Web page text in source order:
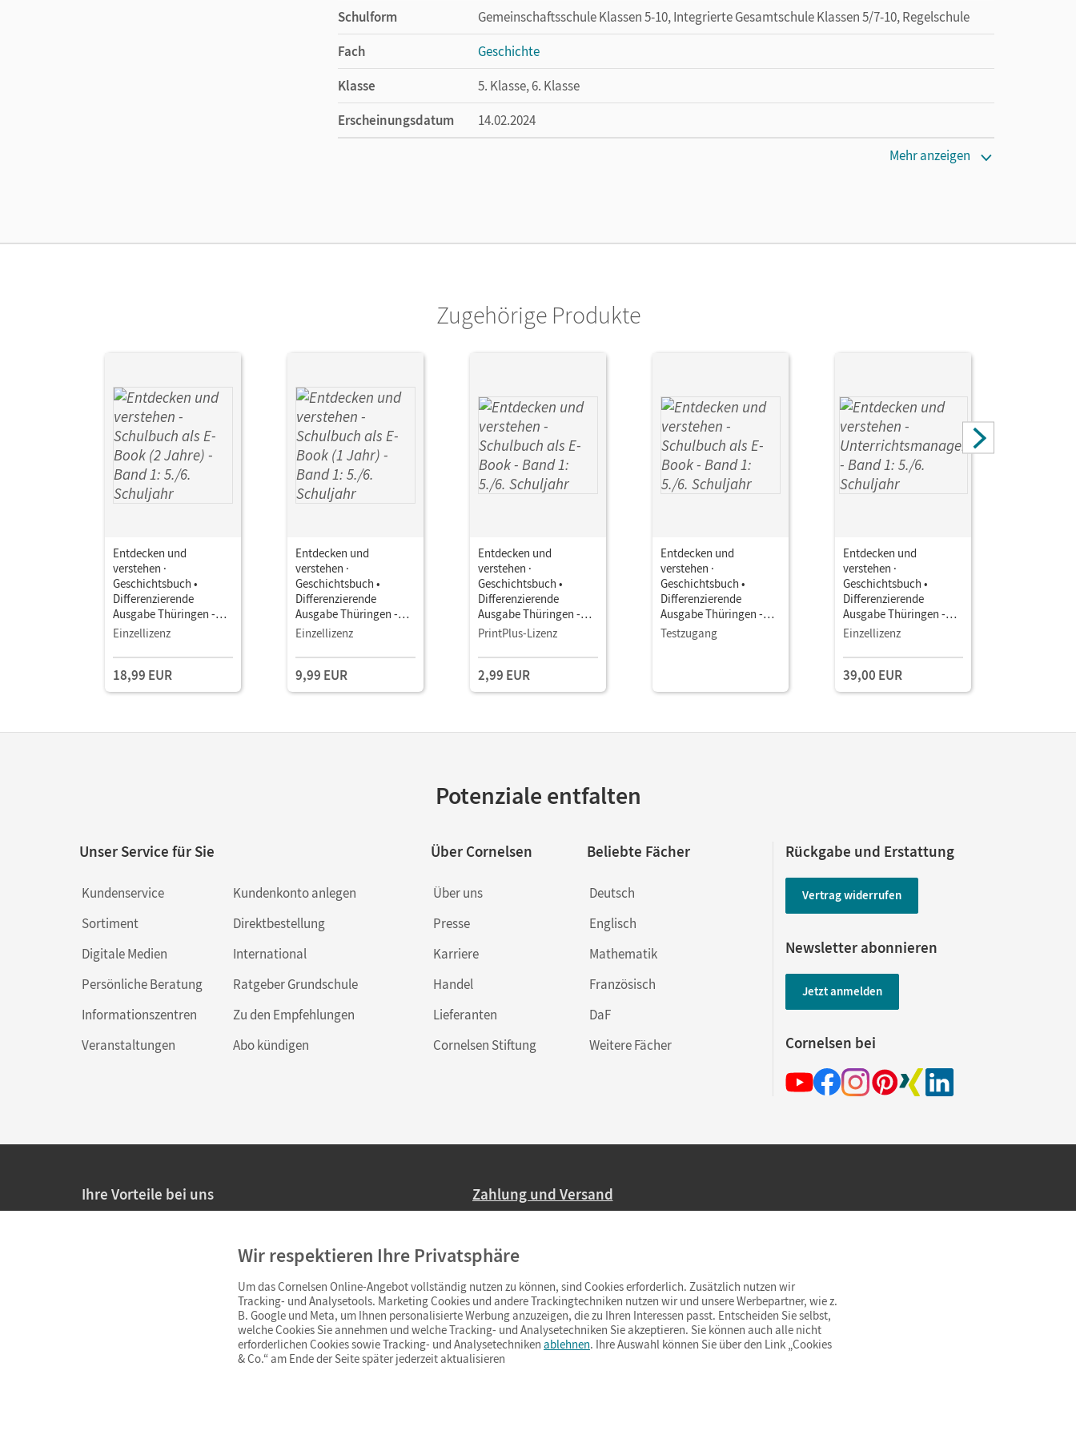
Schulform
Gemeinschaftsschule Klassen 5-10, Integrierte Gesamtschule Klassen 5/7-10, Regelschule
Fach
Geschichte
Klasse
5. Klasse, 6. Klasse
Erscheinungsdatum
14.02.2024
Mehr anzeigen
Zugehörige Produkte
Entdecken und
verstehen ·
Geschichtsbuch •
Differenzierende
Ausgabe Thüringen -
Ausgabe ab 2024 · Band
Schulbuch als E-Book (2
Jahre) Mit Medien
Einzellizenz
18,99 EUR
Entdecken und
verstehen ·
Geschichtsbuch •
Differenzierende
Ausgabe Thüringen -
Ausgabe ab 2024 · Band
Schulbuch als E-Book (1
Jahr) Mit Medien
Einzellizenz
9,99 EUR
Entdecken und
verstehen ·
Geschichtsbuch •
Differenzierende
Ausgabe Thüringen -
Ausgabe ab 2024 · Band
Schulbuch als E-Book
Mit Medien
PrintPlus-Lizenz
2,99 EUR
Entdecken und
verstehen ·
Geschichtsbuch •
Differenzierende
Ausgabe Thüringen -
Ausgabe ab 2024 · Band
1: 5./6. Schuljahr •
Testzugang
Entdecken und
verstehen ·
Geschichtsbuch •
Differenzierende
Ausgabe Thüringen -
Ausgabe ab 2024 · Band
Unterrichtsmanager E-
Book mit
Lehrkräftematerialien
Einzellizenz
39,00 EUR
Potenziale entfalten
Unser Service für Sie
Kundenservice
Sortiment
Digitale Medien
Persönliche Beratung
Informationszentren
Veranstaltungen
Kundenkonto anlegen
Direktbestellung
International
Ratgeber Grundschule
Zu den Empfehlungen
Abo kündigen
Über Cornelsen
Über uns
Presse
Karriere
Handel
Lieferanten
Cornelsen Stiftung
Beliebte Fächer
Deutsch
Englisch
Mathematik
Französisch
DaF
Weitere Fächer
Rückgabe und Erstattung
Vertrag widerrufen
Newsletter abonnieren
Jetzt anmelden
Cornelsen bei
Ihre Vorteile bei uns
Persönliche Angebote für Lehrkräfte
Sicheres Einkaufen mit SSL-Verschlüsselung
Widerrufsfristvon 4 Wochen
Schnelle und einfache Retourenabwicklung
Zahlung und Versand
Ab 59,– EUR Bestellwert liefern wir versandkostenfrei innerhalb Deutschlands
(Lieferung in 3–6 Tagen).
Wir respektieren Ihre Privatsphäre
Um das Cornelsen Online-Angebot vollständig nutzen zu können, sind Cookies erforderlich. Zusätzlich nutzen wir
Tracking- und Analysetools. Marketing Cookies und andere Trackingtechniken nutzen wir und unsere Werbepartner, wie z.
B. Google und Meta, um Ihnen personalisierte Werbung anzuzeigen, die zu Ihren Interessen passt. Entscheiden Sie selbst,
welche Cookies Sie annehmen und welche Tracking- und Analysetechniken Sie akzeptieren. Sie können auch alle nicht
erforderlichen Cookies sowie Tracking- und Analysetechniken ablehnen. Ihre Auswahl können Sie über den Link „Cookies
& Co.“ am Ende der Seite später jederzeit aktualisieren